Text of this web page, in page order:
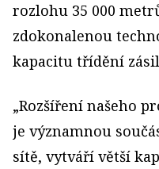
rozlohu 35 000
zdokonalenou
kapacitu třídění
„Rozšíření našeho
je významnou
sítě, vytváří větší